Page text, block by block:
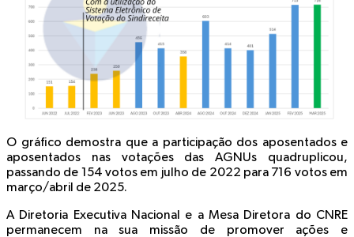
O gráfico demostra que a participação dos aposentados e
aposentados nas votações das AGNUs quadruplicou,
passando de 154 votos em julho de 2022 para 716 votos em
março/abril de 2025.
A Diretoria Executiva Nacional e a Mesa Diretora do CNRE
permanecem na sua missão de promover ações e